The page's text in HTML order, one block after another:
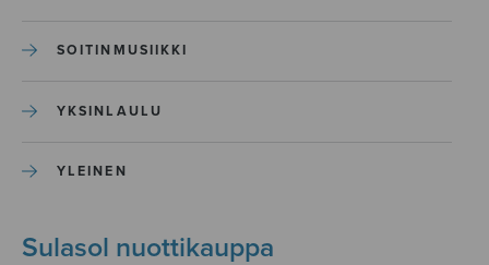
SOITINMUSIIKKI
YKSINLAULU
YLEINEN
Sulasol nuottikauppa